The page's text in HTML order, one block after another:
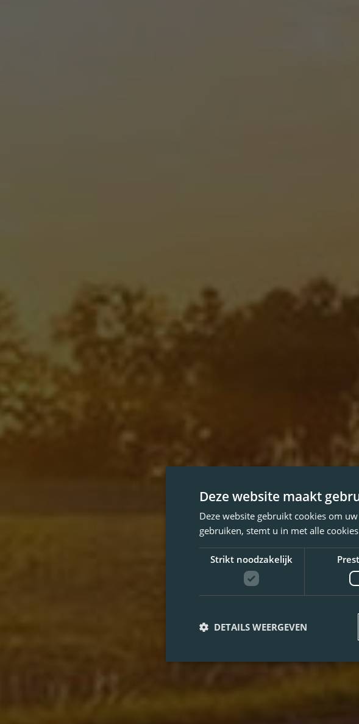
Deze website maakt
Deze website gebruikt cookies om
gebruiken, stemt u in met alle
Strikt noodzakelijk
DETAILS WEERGEVEN